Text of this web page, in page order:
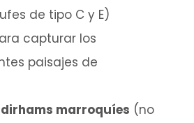
de tipo C y E)
capturar los
paisajes de
dirhams marroquíes (no